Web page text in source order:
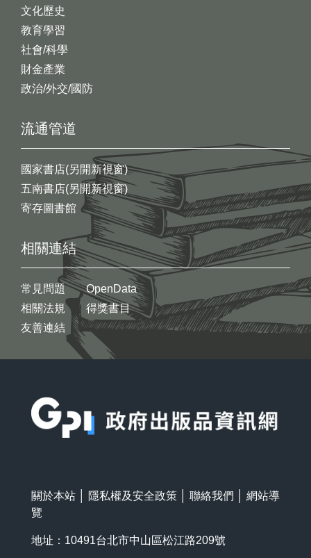
文化歷史
教育學習
社會/科學
財金產業
政治/外交/國防
流通管道
國家書店(另開新視窗)
五南書店(另開新視窗)
寄存圖書館
相關連結
常見問題
相關法規
友善連結
OpenData
得獎書目
關於本站 隱私權及安全政策 聯絡我們
網站導
覽
地址：10491台北市中山區松江路209號